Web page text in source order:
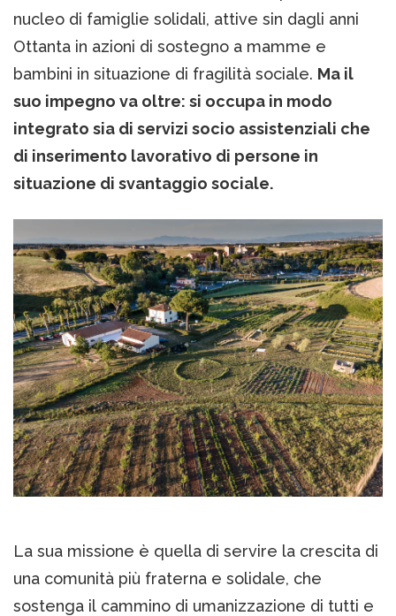
nucleo di famiglie solidali, attive sin dagli anni
Ottanta in azioni di sostegno a mamme e
bambini in situazione di fragilità sociale. Ma il
suo impegno va oltre: si occupa in modo
integrato sia di servizi socio assistenziali che
di inserimento lavorativo di persone in
situazione di svantaggio sociale.
La sua missione è quella di servire la crescita di
una comunità più fraterna e solidale, che
sostenga il cammino di umanizzazione di tutti e